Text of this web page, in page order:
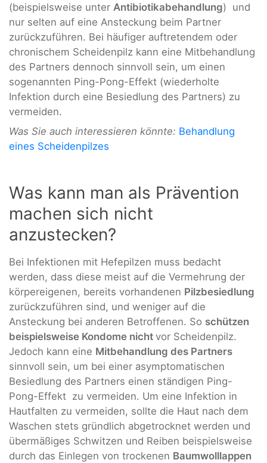
(beispielsweise unter Antibiotikabehandlung) und
nur selten auf eine Ansteckung beim Partner
zurückzuführen. Bei häufiger auftretendem oder
chronischem Scheidenpilz kann eine Mitbehandlung
des Partners dennoch sinnvoll sein, um einen
sogenannten Ping-Pong-Effekt (wiederholte
Infektion durch eine Besiedlung des Partners) zu
vermeiden.
Was Sie auch interessieren könnte: Behandlung
eines Scheidenpilzes
Was kann man als Prävention
machen sich nicht
anzustecken?
Bei Infektionen mit Hefepilzen muss bedacht
werden, dass diese meist auf die Vermehrung der
körpereigenen, bereits vorhandenen Pilzbesiedlung
zurückzuführen sind, und weniger auf die
Ansteckung bei anderen Betroffenen. So schützen
beispielsweise Kondome nicht vor Scheidenpilz.
Jedoch kann eine Mitbehandlung des Partners
sinnvoll sein, um bei einer asymptomatischen
Besiedlung des Partners einen ständigen Ping-
Pong-Effekt zu vermeiden. Um eine Infektion in
Hautfalten zu vermeiden, sollte die Haut nach dem
Waschen stets gründlich abgetrocknet werden und
übermäßiges Schwitzen und Reiben beispielsweise
durch das Einlegen von trockenen Baumwolllappen